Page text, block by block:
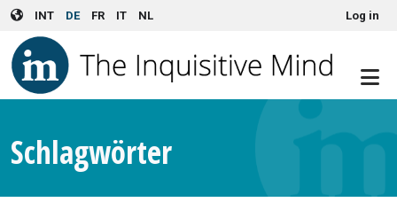
Skip to main content
INT DE FR IT NL User account menuLog in
Schlagwörter